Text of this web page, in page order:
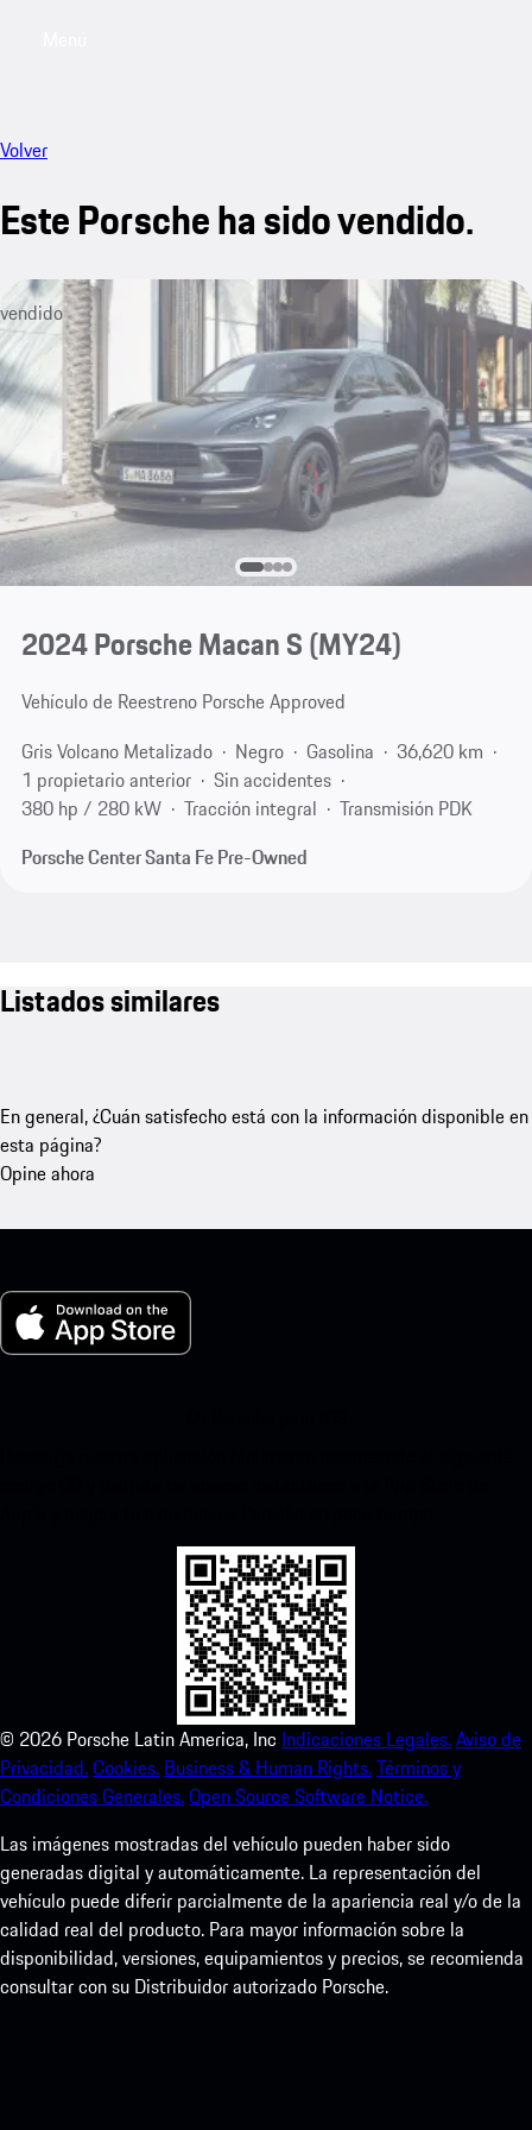
Volver
Este Porsche ha sido vendido.
vendido
2024 Porsche Macan S (MY24)
Vehículo de Reestreno Porsche Approved
Gris Volcano Metalizado
Negro Gasolina
36,620 km
1 propietario anterior
Sin accidentes
380 hp / 280 kW
Tracción integral
Transmisión PDK
Porsche Center Santa Fe Pre-Owned
Listados similares
En general, ¿Cuán satisfecho está con la información disponible en
esta página?
Opine ahora
© 2026 Porsche Latin America, Inc Indicaciones Legales.Aviso de
Privacidad.Cookies. Business & Human Rights.Términos y
Condiciones Generales.Open Source Software Notice.
Las imágenes mostradas del vehículo pueden haber sido
generadas digital y automáticamente. La representación del
vehículo puede diferir parcialmente de la apariencia real y/o de la
calidad real del producto. Para mayor información sobre la
disponibilidad, versiones, equipamientos y precios, se recomienda
consultar con su Distribuidor autorizado Porsche.